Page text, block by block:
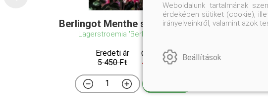
Berlingot Menthe selyemmirtusz
Lagerstroemia 'Berlingot Menthe'
Eredeti ár
5 450 Ft
Online ár
4 950 Ft
Weboldalunk tartalmának
érdekében sütiket (cookie),
irányelveinkről, valamint azok
Beállítások